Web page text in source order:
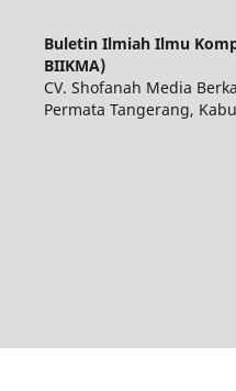
Buletin Ilmiah Ilmu
BIIKMA)
CV. Shofanah Media
Permata Tangerang,